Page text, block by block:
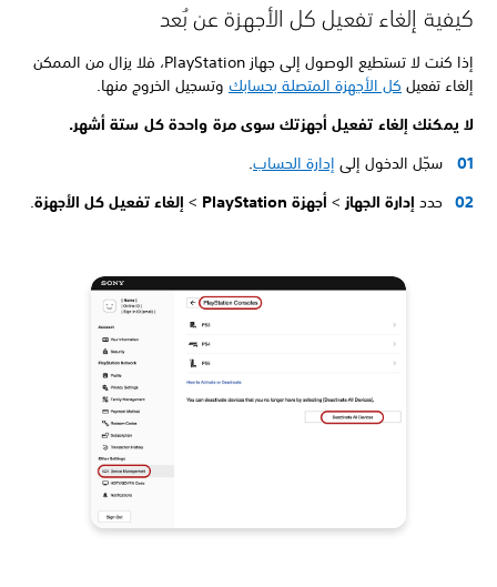
كيفية إلغاء تفعيل كل الأجهزة عن بُعد
إذا كنت لا تستطيع الوصول إلى جهاز PlayStation، فلا يزال من الممكن
إلغاء تفعيلكل الأجهزة المتصلة بحسابكوتسجيل الخروج منها.
لا يمكنك إلغاء تفعيل أجهزتك سوى مرة واحدة كل ستة أشهر.
سجّل الدخول إلىإدارة الحساب.
حددإدارة الجهاز>أجهزة PlayStation >إلغاء تفعيل كل الأجهزة.